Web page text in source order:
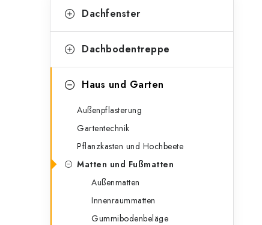
e
t
e
überspringen
a
e
e
Dachfenster
Dachbodentreppe
Haus und Garten
Außenpflasterung
Gartentechnik
Pflanzkasten und Hochbeete
Matten und Fußmatten
Außenmatten
Innenraummatten
Gummibodenbeläge